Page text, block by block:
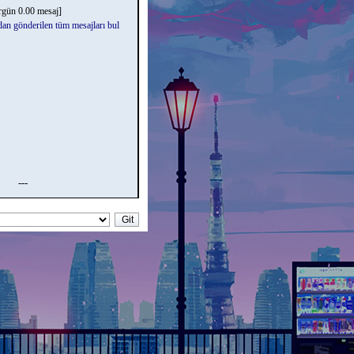
0.00 mesaj]
gönderilen tüm mesajları bul
---